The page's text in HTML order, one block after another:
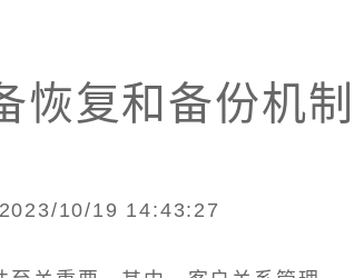
恢复和备份机制
10/19 14:43:27